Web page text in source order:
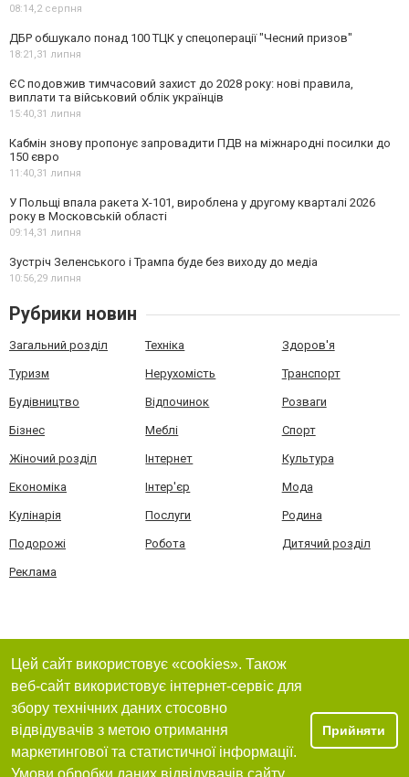
08:14,2 серпня
ДБР обшукало понад 100 ТЦК у спецоперації "Чесний призов"
18:21,31 липня
ЄС подовжив тимчасовий захист до 2028 року: нові правила,
виплати та військовий облік українців
15:40,31 липня
Кабмін знову пропонує запровадити ПДВ на міжнародні посилки до
150 євро
11:40,31 липня
У Польщі впала ракета Х-101, вироблена у другому кварталі 2026
року в Московській області
09:14,31 липня
Зустріч Зеленського і Трампа буде без виходу до медіа
10:56,29 липня
Рубрики новин
Загальний розділ Техніка Здоров'я
Туризм Нерухомість Транспорт
Будівництво Відпочинок Розваги
Бізнес Меблі Спорт
Жіночий розділ Інтернет Культура
Економіка Інтер'єр Мода
Кулінарія Послуги Родина
Подорожі Робота Дитячий розділ
Реклама
Цей сайт використовує «cookies». Також
веб-сайт використовує інтернет-сервіс для
збору технічних даних стосовно
відвідувачів з метою отримання
маркетингової та статистичної інформації.
Умови обробки даних відвідувачів сайту
Прийняти